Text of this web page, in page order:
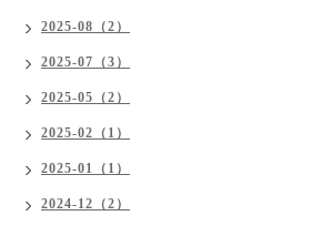
2025-08（2）
2025-07（3）
2025-05（2）
2025-02（1）
2025-01（1）
2024-12（2）